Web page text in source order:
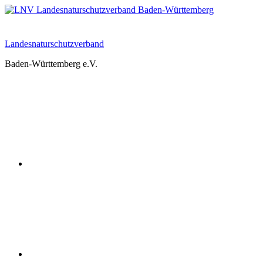
Zum
Landesnaturschutzverband
Baden-Württemberg e.V.